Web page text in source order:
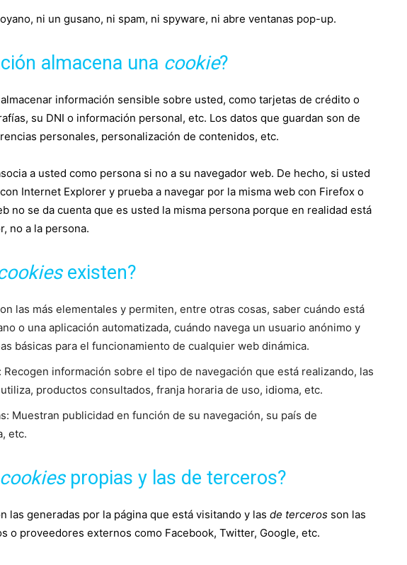
ni un gusano, ni spam, ni spyware, ni abre ventanas pop-up.
almacena una cookie?
información sensible sobre usted, como tarjetas de crédito o
su DNI o información personal, etc. Los datos que guardan son de
personales, personalización de contenidos, etc.
a usted como persona si no a su navegador web. De hecho, si usted
Internet Explorer y prueba a navegar por la misma web con Firefox o
no se da cuenta que es usted la misma persona porque en realidad está
no a la persona.
existen?
las más elementales y permiten, entre otras cosas, saber cuándo está
o una aplicación automatizada, cuándo navega un usuario anónimo y
básicas para el funcionamiento de cualquier web dinámica.
Recogen información sobre el tipo de navegación que está realizando, las
productos consultados, franja horaria de uso, idioma, etc.
Muestran publicidad en función de su navegación, su país de
etc.
cookiespropias y las de terceros?
las generadas por la página que está visitando y las de terceros son las
o proveedores externos como Facebook, Twitter, Google, etc.